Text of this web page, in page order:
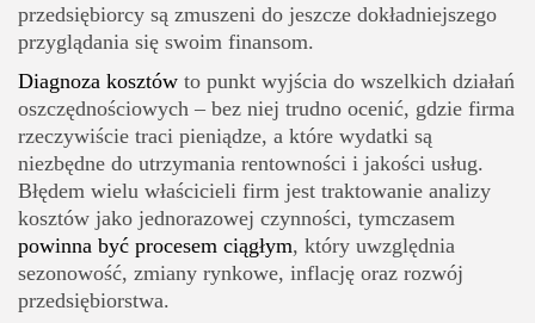
przedsiębiorcy są zmuszeni do jeszcze dokładniejszego
przyglądania się swoim finansom.
Diagnoza kosztów to punkt wyjścia do wszelkich działań
oszczędnościowych – bez niej trudno ocenić, gdzie firma
rzeczywiście traci pieniądze, a które wydatki są
niezbędne do utrzymania rentowności i jakości usług.
Błędem wielu właścicieli firm jest traktowanie analizy
kosztów jako jednorazowej czynności, tymczasem
powinna być procesem ciągłym, który uwzględnia
sezonowość, zmiany rynkowe, inflację oraz rozwój
przedsiębiorstwa.
Czy warto renegocjować umowy z dostawcami?